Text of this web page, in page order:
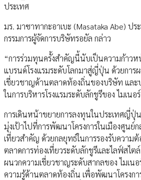
ประเทศ
มร. มาซาทากะอาเบะ (Masataka Abe) ปร
กรรมการผู้จัดการบริษัทรอยัล กล่าว
“การร่วมทุนครั้งสำคัญนี้นับเป็นความก้าวห
แบรนด์โรงแรมระดับโลกมาสู่ญี่ปุ่น ด้วยการ
เชี่ยวชาญด้านตลาดท้องถิ่นของบริษัท แล
ในการบริหารโรงแรมระดับลักชูรีของ ไมเนอ
การเดินหน้าขยายการลงทุนในประเทศญี่ปุ่น
มุ่งเป้าไปที่การพัฒนาโครงการในเมืองศูนย์ก
เที่ยวสำคัญ ด้วยกลยุทธ์ในการรองรับความ
ตลาดการท่องเที่ยวระดับลักชูรีและไลฟ์สไต
ผนวกความเชี่ยวชาญระดับสากลของ ไมเนอ
ความรู้ด้านตลาดท้องถิ่น เพื่อพัฒนาโครงก